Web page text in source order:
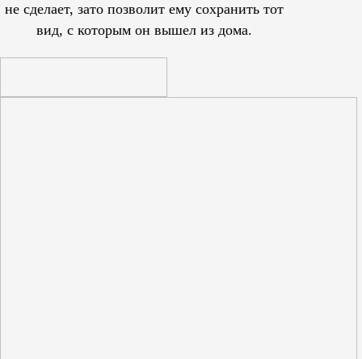
не сделает, зато позволит ему сохранить тот
вид, с которым он вышел из дома.